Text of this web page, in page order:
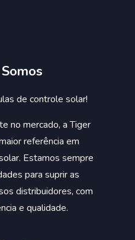
de controle solar!
no mercado, a Tiger
referência em
Estamos sempre
para suprir as
distribuidores, com
e qualidade.